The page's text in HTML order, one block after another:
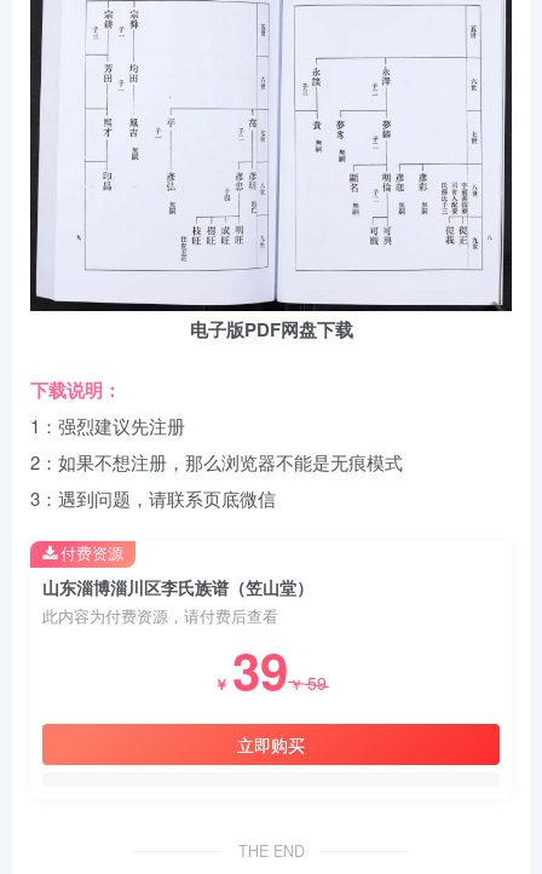
电子版PDF网盘下载
下载说明：
1：强烈建议先注册
2：如果不想注册，那么浏览器不能是无痕模式
3：遇到问题，请联系页底微信
山东淄博淄川区李氏族谱（笠山堂）
此内容为付费资源，请付费后查看
￥ 39￥59
立即购买
付费资源
THE END